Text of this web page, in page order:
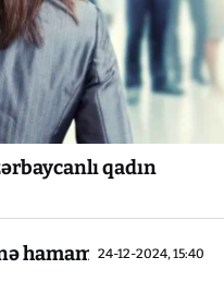
qadın
24-12-2024, 15:40
hamam... köhnə tas...